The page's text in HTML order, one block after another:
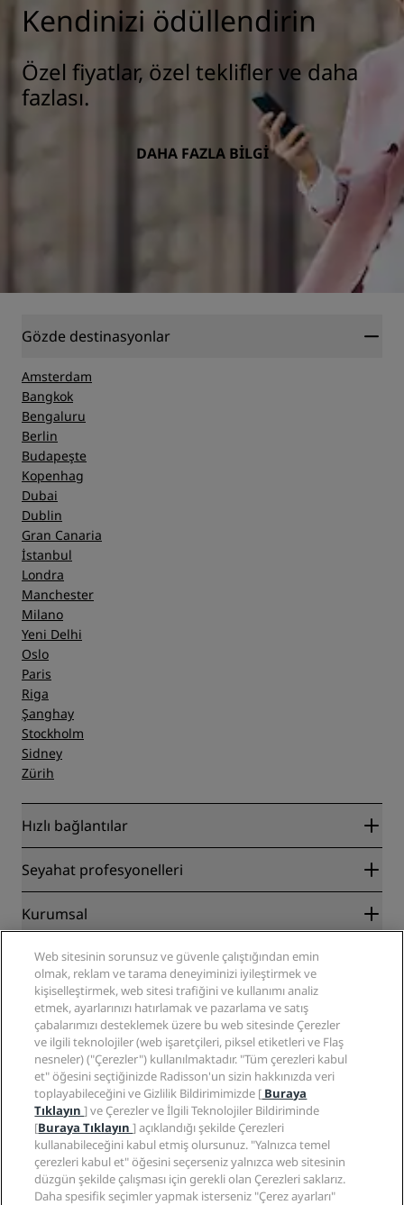
Kendinizi ödüllendirin
Özel fiyatlar, özel teklifler ve daha
fazlası.
DAHA FAZLA BILGI
Gözde destinasyonlar
Amsterdam
Bangkok
Bengaluru
Berlin
Budapeşte
Kopenhag
Dubai
Dublin
Gran Canaria
İstanbul
Londra
Manchester
Milano
Yeni Delhi
Oslo
Paris
Riga
Şanghay
Stockholm
Sidney
Zürih
Hızlı bağlantılar
Radisson Rewards
Blog
Radisson Hotels Uygulaması
Sports Approved oteller
Aile Dostu Oteller
Sağlık ve Güvenlik
Seyahat profesyonelleri
İş Ortakları
Seyahat acenteleri
Kurumsal
Radisson Hotel Group
Medya
Kariyer RHG
Kariyer PPHE
EHL Kariyer
The Club by RHG
Geliştirme fırsatları
Sorumlu İşletme
Satın Alma
Yasal
Gizlilik Merkezi
Yasal bildirim
Radisson Rewards hüküm ve koşulları
Site kullanım sözleşmesi
Dijital Erişilebilirlik
Modern Kölelik Beyanı
Yardım
Tüketici uyarıları
İletişim
SSS
Site haritası
Sosyal medya
Radisson Hotels Markaları
Web sitesinin sorunsuz ve güvenle çalıştığından emin
olmak, reklam ve tarama deneyiminizi iyileştirmek ve
kişiselleştirmek, web sitesi trafiğini ve kullanımı analiz
etmek, ayarlarınızı hatırlamak ve pazarlama ve satış
çabalarımızı desteklemek üzere bu web sitesinde Çerezler
ve ilgili teknolojiler (web işaretçileri, piksel etiketleri ve Flaş
nesneler) ("Çerezler") kullanılmaktadır. "Tüm çerezleri kabul
et" öğesini seçtiğinizde Radisson'un sizin hakkınızda veri
toplayabileceğini ve Gizlilik Bildirimimizde [ Buraya
Tıklayın] ve Çerezler ve İlgili Teknolojiler Bildiriminde
[Buraya Tıklayın] açıklandığı şekilde Çerezleri
kullanabileceğini kabul etmiş olursunuz. "Yalnızca temel
çerezleri kabul et" öğesini seçerseniz yalnızca web sitesinin
düzgün şekilde çalışması için gerekli olan Çerezleri saklarız.
Daha spesifik seçimler yapmak isterseniz "Çerez ayarları"